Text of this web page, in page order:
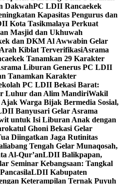
DakwahPC LDII Rancaekek
Kapasitas Pengurus dan
Kota Tasikmalaya Perkuat
Masjid dan Ukhuwah
dan DKM Al Awwabin Gelar
Kiblat TerverifikasiAsrama
Tanamkan 29 Karakter
Liburan Generus PC LDII
Tanamkan Karakter
PC LDII Bekasi Barat:
Luhur dan Alim MandiriWakil
Warga Bijak Bermedia Sosial,
Banyusari Gelar Asrama
untuk Isi Liburan Anak dengan
Ghoni Bekasi Gelar
Diingatkan Jaga Rutinitas
Tengah Gelar Munaqosah,
Al-Qur’anLDII Balikpapan,
Seminar Kebangsaan: Tangkal
LDII Kabupaten
Keterampilan Ternak Puyuh